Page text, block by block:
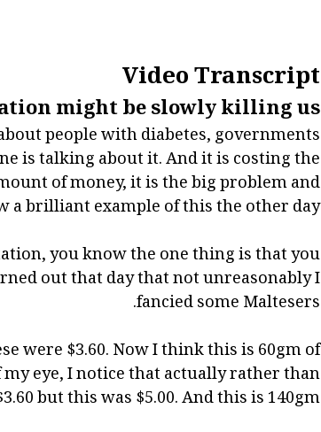
Video Transcript
might be slowly killing us.
people with diabetes, governments
is talking about it. And it is costing the
of money, it is the big problem and
a brilliant example of this the other day.
you know the one thing is that you
out that day that not unreasonably I
fancied some Maltesers.
were $3.60. Now I think this is 60gm of
eye, I notice that actually rather than
but this was $5.00. And this is 140gm.